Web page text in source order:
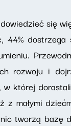
się
44%
rozwoju i
której
z małymi
tworzą bazę